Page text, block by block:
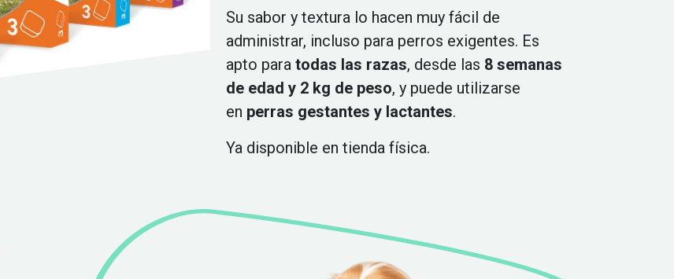
Su sabor y textura lo hacen muy fácil de
administrar, incluso para perros exigentes. Es
apto para todas las razas, desde las 8 semanas
de edad y 2 kg de peso, y puede utilizarse
en perras gestantes y lactantes.
Ya disponible en tienda física.